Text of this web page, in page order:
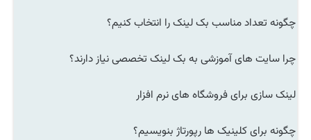
چگونه تعداد مناسب بک لینک را انتخاب کنیم؟
چرا سایت های آموزشی به بک لینک تخصصی نیاز دارند؟
لینک سازی برای فروشگاه های نرم افزار
چگونه برای کلینیک ها رپورتاژ بنویسیم؟